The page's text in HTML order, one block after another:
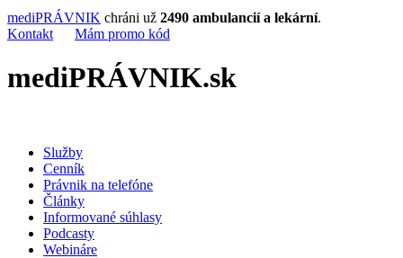
mediPRÁVNIK chráni už 2490 ambulancií a lekární.
Kontakt
Mám promo kód
mediPRÁVNIK.sk
Služby
Cenník
Právnik na telefóne
Články
Informované súhlasy
Podcasty
Webináre